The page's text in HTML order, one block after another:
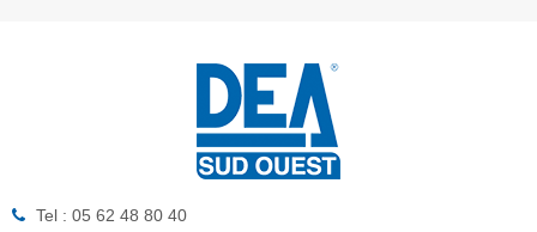
Tel : 05 62 48 80 40